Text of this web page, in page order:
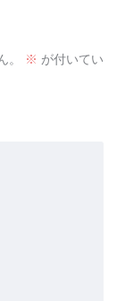
。 ※ が付いてい